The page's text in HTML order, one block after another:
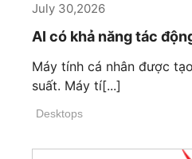
July 30,2026
AI có khả năng tác
Máy tính cá nhân được
suất. Máy tí[...]
Desktops